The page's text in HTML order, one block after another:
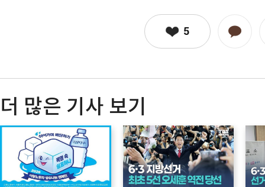
5
더 많은 기사 보기